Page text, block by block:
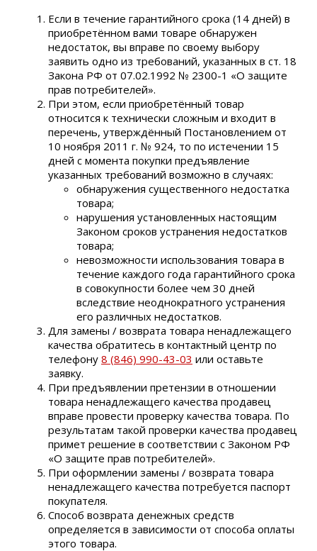
Если в течение гарантийного срока (14 дней) в
приобретённом вами товаре обнаружен
недостаток, вы вправе по своему выбору
заявить одно из требований, указанных в ст. 18
Закона РФ от 07.02.1992 № 2300-1 «О защите
прав потребителей».
При этом, если приобретённый товар
относится к технически сложным и входит в
перечень, утверждённый Постановлением от
10 ноября 2011 г. № 924, то по истечении 15
дней с момента покупки предъявление
указанных требований возможно в случаях:
обнаружения существенного недостатка
товара;
нарушения установленных настоящим
Законом сроков устранения недостатков
товара;
невозможности использования товара в
течение каждого года гарантийного срока
в совокупности более чем 30 дней
вследствие неоднократного устранения
его различных недостатков.
Для замены / возврата товара ненадлежащего
качества обратитесь в контактный центр по
телефону 8 (846) 990-43-03 или оставьте
заявку.
При предъявлении претензии в отношении
товара ненадлежащего качества продавец
вправе провести проверку качества товара. По
результатам такой проверки качества продавец
примет решение в соответствии с Законом РФ
«О защите прав потребителей».
При оформлении замены / возврата товара
ненадлежащего качества потребуется паспорт
покупателя.
Способ возврата денежных средств
определяется в зависимости от способа оплаты
этого товара.